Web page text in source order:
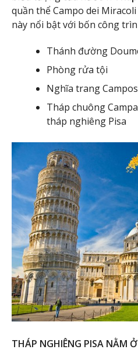
quần thể Campo dei
này nổi bật với bốn công
Thánh đường
Phòng rửa tội
Nghĩa trang
Tháp chuông
tháp nghiêng Pisa
THÁP NGHIÊNG PISA NẰM